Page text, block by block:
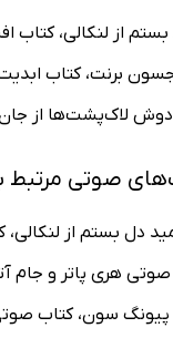
از لنکالی، کتاب
برنت، کتاب ابدیت
دوش لاک‌پشت‌ها از
صوتی مرتبط
دل بستم از لنکالی،
صوتی هری پاتر و جام
سون، کتاب